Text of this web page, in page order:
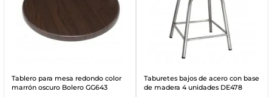
Tablero para mesa redondo color
marrón oscuro Bolero GG643
Taburetes bajos de acero con base
de madera 4 unidades DE478